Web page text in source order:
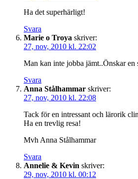
Ha det superhärligt!
Svara
Marie o Troya skriver:
27, nov, 2010 kl. 22:02
Man kan inte jobba jämt..Önskar en
Svara
Anna Stålhammar skriver:
27, nov, 2010 kl. 22:08
Tack för en intressant och lärorik
Ha en trevlig resa!
Mvh Anna Stålhammar
Svara
Annelie & Kevin skriver:
29, nov, 2010 kl. 00:12